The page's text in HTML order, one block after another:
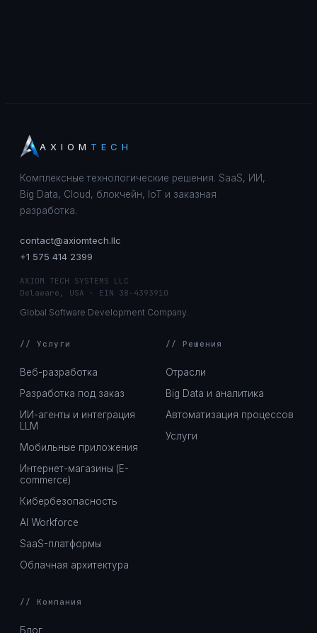
AXIOM TECH
Комплексные технологические решения. SaaS, ИИ,
Big Data, Cloud, блокчейн, IoT и заказная
разработка.
contact@axiomtech.llc
+1 575 414 2399
AXIOM TECH SYSTEMS LLC
Delaware, USA · EIN 38-4393910
Global Software Development Company.
// Услуги
Веб-разработка
Разработка под заказ
ИИ-агенты и интеграция
LLM
Мобильные приложения
Интернет-магазины (E-
commerce)
Кибербезопасность
AI Workforce
SaaS-платформы
Облачная архитектура
// Решения
Отрасли
Big Data и аналитика
Автоматизация процессов
Услуги
// Компания
Блог